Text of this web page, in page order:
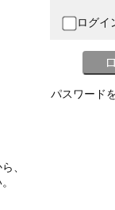
ログイ
パスワード
、